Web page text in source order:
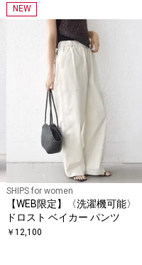
NEW
SHIPS for women
【WEB限定】〈洗濯機可能〉
ドロスト ベイカー パンツ
￥ 12,100